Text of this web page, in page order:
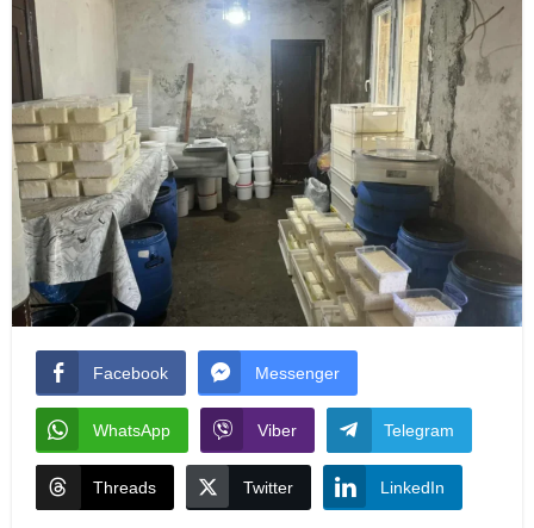
Facebook Messenger
WhatsApp Viber Telegram
Threads Twitter LinkedIn